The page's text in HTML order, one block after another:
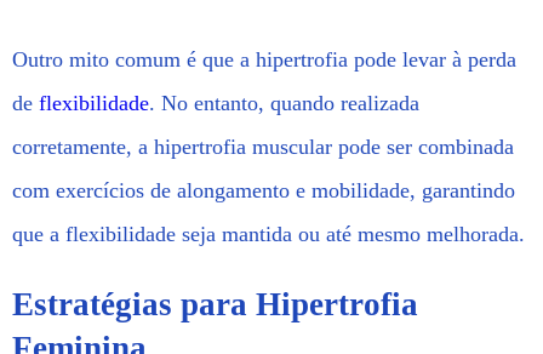
Outro mito comum é que a hipertrofia pode levar à perda
de flexibilidade. No entanto, quando realizada
corretamente, a hipertrofia muscular pode ser combinada
com exercícios de alongamento e mobilidade, garantindo
que a flexibilidade seja mantida ou até mesmo melhorada.
Estratégias para Hipertrofia